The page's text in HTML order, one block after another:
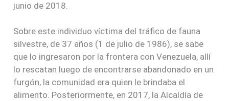
junio de 2018.
Sobre este individuo víctima del tráfico de fauna
silvestre, de 37 años (1 de julio de 1986), se sabe
que lo ingresaron por la frontera con Venezuela, allí
lo rescatan luego de encontrarse abandonado en un
furgón, la comunidad era quien le brindaba el
alimento. Posteriormente, en 2017, la Alcaldía de